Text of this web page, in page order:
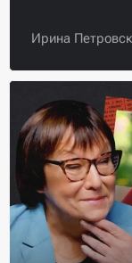
Ирина